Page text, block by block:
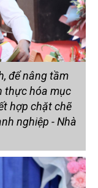
để nâng tầm
thực hóa mục
hợp chặt chẽ
nghiệp - Nhà